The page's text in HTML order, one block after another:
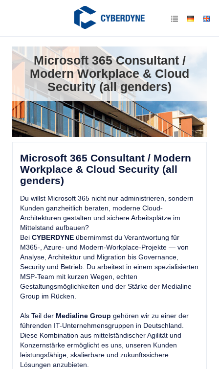
Microsoft 365 Consultant /
Modern Workplace & Cloud
Security (all genders)
Microsoft 365 Consultant / Modern
Workplace & Cloud Security (all
genders)
Du willst Microsoft 365 nicht nur administrieren, sondern
Kunden ganzheitlich beraten, moderne Cloud-
Architekturen gestalten und sichere Arbeitsplätze im
Mittelstand aufbauen?
Bei CYBERDYNE übernimmst du Verantwortung für
M365-, Azure- und Modern-Workplace-Projekte — von
Analyse, Architektur und Migration bis Governance,
Security und Betrieb. Du arbeitest in einem spezialisierten
MSP-Team mit kurzen Wegen, echten
Gestaltungsmöglichkeiten und der Stärke der Medialine
Group im Rücken.
Als Teil der Medialine Group gehören wir zu einer der
führenden IT-Unternehmensgruppen in Deutschland.
Diese Kombination aus mittelständischer Agilität und
Konzernstärke ermöglicht es uns, unseren Kunden
leistungsfähige, skalierbare und zukunftssichere
Lösungen anzubieten.